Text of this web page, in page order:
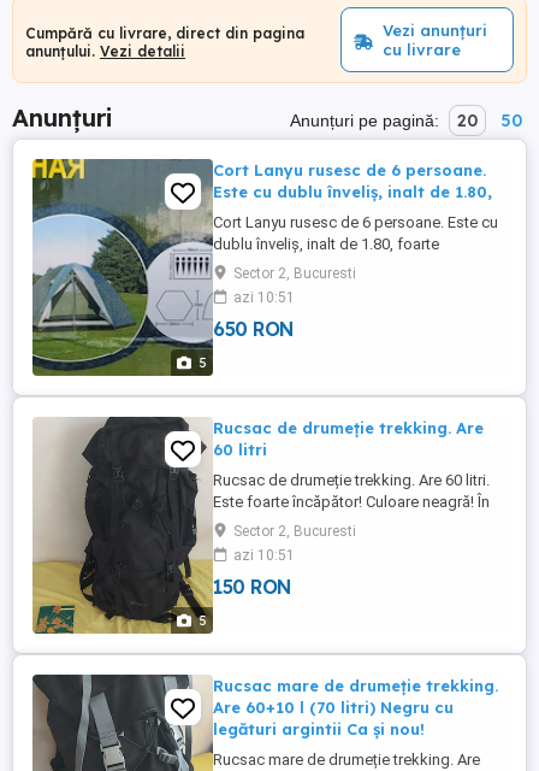
Cumpără cu livrare, direct din pagina
anunțului. Vezi detalii
Vezi anunțuri
cu livrare
Anunțuri Anunțuri pe pagină: 20 50
5
Cort Lanyu rusesc de 6 persoane.
Este cu dublu înveliş, inalt de 1.80,
Cort Lanyu rusesc de 6 persoane. Este cu
dublu înveliş, inalt de 1.80, foarte
încăpător Materialul e unul foarte bun,
resistență 3000 contra apei ploii Este un
model rusesc, foarte rezistent.
Dimensiunile sunt 3.6 Ideal pentru pescuit,
Sector 2, Bucuresti
azi 10:51
650 RON
5
Rucsac de drumeție trekking. Are
60 litri
Rucsac de drumeție trekking. Are 60 litri.
Este foarte încăpător! Culoare neagră! În
condiții bune!
Sector 2, Bucuresti
azi 10:51
150 RON
Rucsac mare de drumeție trekking.
Are 60+10 l (70 litri) Negru cu
legături argintii Ca şi nou!
Rucsac mare de drumeție trekking. Are